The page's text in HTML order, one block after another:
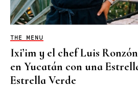
THE MENU
Ixi’im y el chef Luis
en Yucatán con una
Estrella Verde